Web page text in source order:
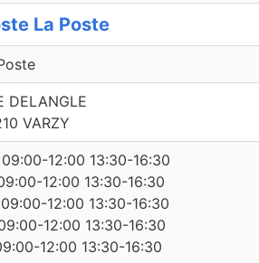
La Poste
DELANGLE
VARZY
12:00 13:30-16:30
12:00 13:30-16:30
12:00 13:30-16:30
12:00 13:30-16:30
12:00 13:30-16:30